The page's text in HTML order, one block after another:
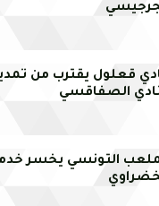
قعلول يقترب من
الصفاقسي
التونسي يخسر